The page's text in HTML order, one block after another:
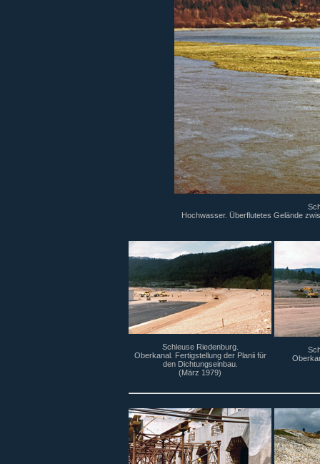
Hochwasser. Überflutetes Gelände
Schleuse Riedenburg.
Oberkanal. Fertigstellung der Planii für
den Dichtungseinbau.
(März 1979)